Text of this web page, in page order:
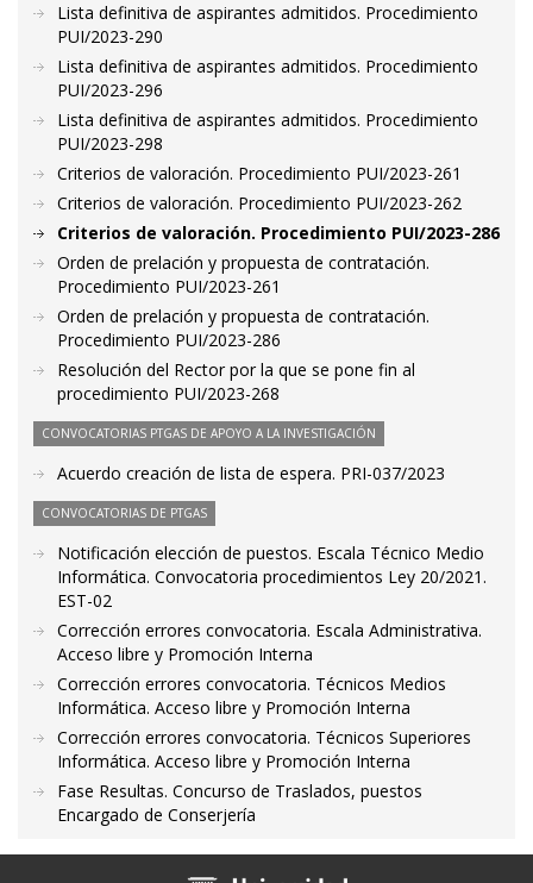
Lista definitiva de aspirantes admitidos. Procedimiento
PUI/2023-290
Lista definitiva de aspirantes admitidos. Procedimiento
PUI/2023-296
Lista definitiva de aspirantes admitidos. Procedimiento
PUI/2023-298
Criterios de valoración. Procedimiento PUI/2023-261
Criterios de valoración. Procedimiento PUI/2023-262
Criterios de valoración. Procedimiento PUI/2023-286
Orden de prelación y propuesta de contratación.
Procedimiento PUI/2023-261
Orden de prelación y propuesta de contratación.
Procedimiento PUI/2023-286
Resolución del Rector por la que se pone fin al
procedimiento PUI/2023-268
CONVOCATORIAS PTGAS DE APOYO A LA INVESTIGACIÓN
Acuerdo creación de lista de espera. PRI-037/2023
CONVOCATORIAS DE PTGAS
Notificación elección de puestos. Escala Técnico Medio
Informática. Convocatoria procedimientos Ley 20/2021.
EST-02
Corrección errores convocatoria. Escala Administrativa.
Acceso libre y Promoción Interna
Corrección errores convocatoria. Técnicos Medios
Informática. Acceso libre y Promoción Interna
Corrección errores convocatoria. Técnicos Superiores
Informática. Acceso libre y Promoción Interna
Fase Resultas. Concurso de Traslados, puestos
Encargado de Conserjería